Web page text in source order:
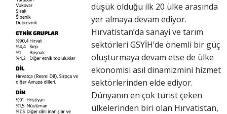
düşük olduğu ilk 20 ülke arasında
yer almaya devam ediyor.
Hırvatistan’da sanayi ve tarım
sektörleri GSYİH’de önemli bir güç
oluşturmaya devam etse de ülke
ekonomisi asıl dinamizmini hizmet
sektörlerinden elde ediyor.
Dünyanın en çok turist çeken
ülkelerinden biri olan Hırvatistan,